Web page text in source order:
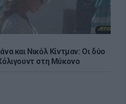
και Νικόλ Κίντμαν: Οι δύο
στη Μύκονο